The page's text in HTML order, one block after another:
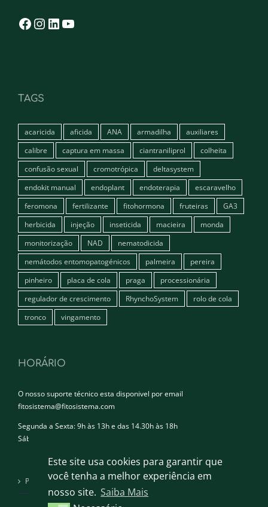
Este site usa cookies para garantir que
você tenha a melhor experiência em
nosso site. Saiba Mais
Facebook
Instagram
LinkedIn
TAGS
acaricida aficida ANA armadilha
auxiliares
calibre
captura em massa ciantraniliprol
colheita
confusão sexual
cromotrópica
deltasystem
endokit manual
endoplant endoterapia
escaravelho
feromona
fertilizante fitohormona fruteiras
GA3
herbicida
injeção inseticida macieira
monda
monitorização
NAD
nematodicida
nemátodos entomopatogénicos
palmeira
pereira
pinheiro
placa de cola praga
processionária
regulador de crescimento
RhynchoSystem
rolo de cola
tronco
vingamento
HORÁRIO
O nosso suporte técnico esta disponivel por email
fitosistema@fitosistema.com
Segunda a Sexta: 9h às 13h e das 14.30h às 18h
Sábado e Domingo: Encerrado
Política de privacidade